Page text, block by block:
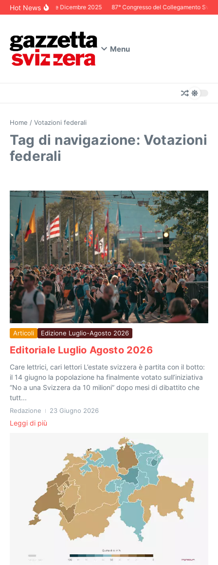
Salta al contenuto
Hot NewsEditoriale Dicembre 2025 87° Congresso del Collegamento
Menu
Home / Votazioni federali
Tag di navigazione: Votazioni
federali
Articoli Edizione Luglio-Agosto 2026
Editoriale Luglio Agosto 2026
Care lettrici, cari lettori L’estate svizzera è partita con il botto:
il 14 giugno la popolazione ha finalmente votato sull’iniziativa
“No a una Svizzera da 10 milioni” dopo mesi di dibattito che
tutt...
Redazione 23 Giugno 2026
Leggi di più